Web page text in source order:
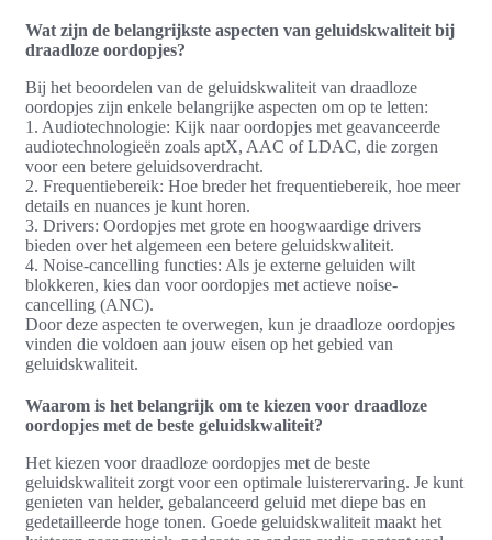
Wat zijn de belangrijkste aspecten van geluidskwaliteit bij
draadloze oordopjes?
Bij het beoordelen van de geluidskwaliteit van draadloze
oordopjes zijn enkele belangrijke aspecten om op te letten:
1. Audiotechnologie: Kijk naar oordopjes met geavanceerde
audiotechnologieën zoals aptX, AAC of LDAC, die zorgen
voor een betere geluidsoverdracht.
2. Frequentiebereik: Hoe breder het frequentiebereik, hoe meer
details en nuances je kunt horen.
3. Drivers: Oordopjes met grote en hoogwaardige drivers
bieden over het algemeen een betere geluidskwaliteit.
4. Noise-cancelling functies: Als je externe geluiden wilt
blokkeren, kies dan voor oordopjes met actieve noise-
cancelling (ANC).
Door deze aspecten te overwegen, kun je draadloze oordopjes
vinden die voldoen aan jouw eisen op het gebied van
geluidskwaliteit.
Waarom is het belangrijk om te kiezen voor draadloze
oordopjes met de beste geluidskwaliteit?
Het kiezen voor draadloze oordopjes met de beste
geluidskwaliteit zorgt voor een optimale luisterervaring. Je kunt
genieten van helder, gebalanceerd geluid met diepe bas en
gedetailleerde hoge tonen. Goede geluidskwaliteit maakt het